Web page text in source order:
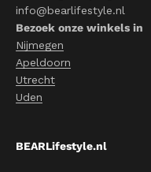
info@bearlifestyle.nl
Bezoek onze winkels in
Nijmegen
Apeldoorn
Utrecht
Uden
BEARLifestyle.nl